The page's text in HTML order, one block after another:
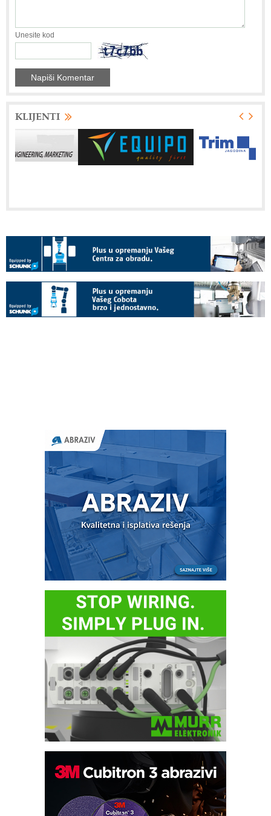
Unesite kod
KLIJENTI
Potpuna efikasnost bez složenih
sistema